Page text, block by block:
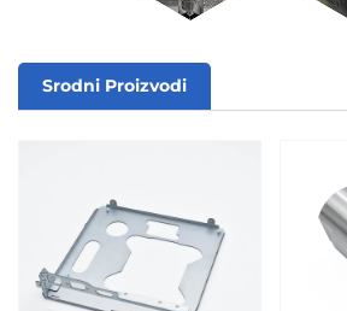
Srodni Proizvodi